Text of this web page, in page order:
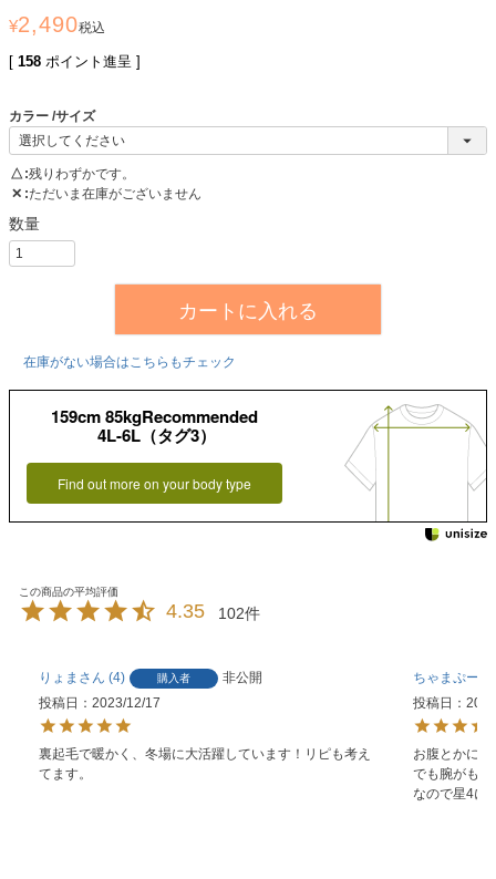
¥2,490税込
[ 158 ポイント進呈 ]
カラー サイズ
△ 残りわずかです。
✕ ただいま在庫がございません
カートに入れる
在庫がない場合はこちらもチェック
159cm 85kgRecommended
4L-6L（タグ3）
Find out more on your body type
4.35 102
りょま 4 購入者
非公開
投稿日
2023/12/17
裏起毛で暖かく、冬場に大活躍しています！リピも考え
てます。
ちゃまぷー
投稿日
お腹とかに
でも腕がも
なので星4に